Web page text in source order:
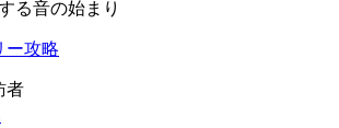
る音の始まり
ー攻略
者